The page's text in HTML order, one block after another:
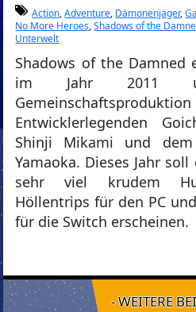
Action,Adventure, Dämonenjäger,
No More Heroes,Shadows of the
Unterwelt
Shadows of the Damned
im Jahr 2011
Entwicklerlegenden
Shinji Mikami und
Yamaoka. Dieses Jahr
sehr viel krudem
Höllentrips für den PC
für die Switch erscheinen.
- WEITERE